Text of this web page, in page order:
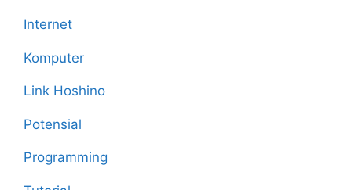
Internet
Komputer
Link Hoshino
Potensial
Programming